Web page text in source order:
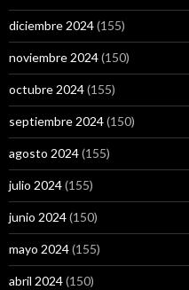
diciembre 2024(155)
noviembre 2024(150)
octubre 2024(155)
septiembre 2024(150)
agosto 2024(155)
julio 2024(155)
junio 2024(150)
mayo 2024(155)
abril 2024(150)